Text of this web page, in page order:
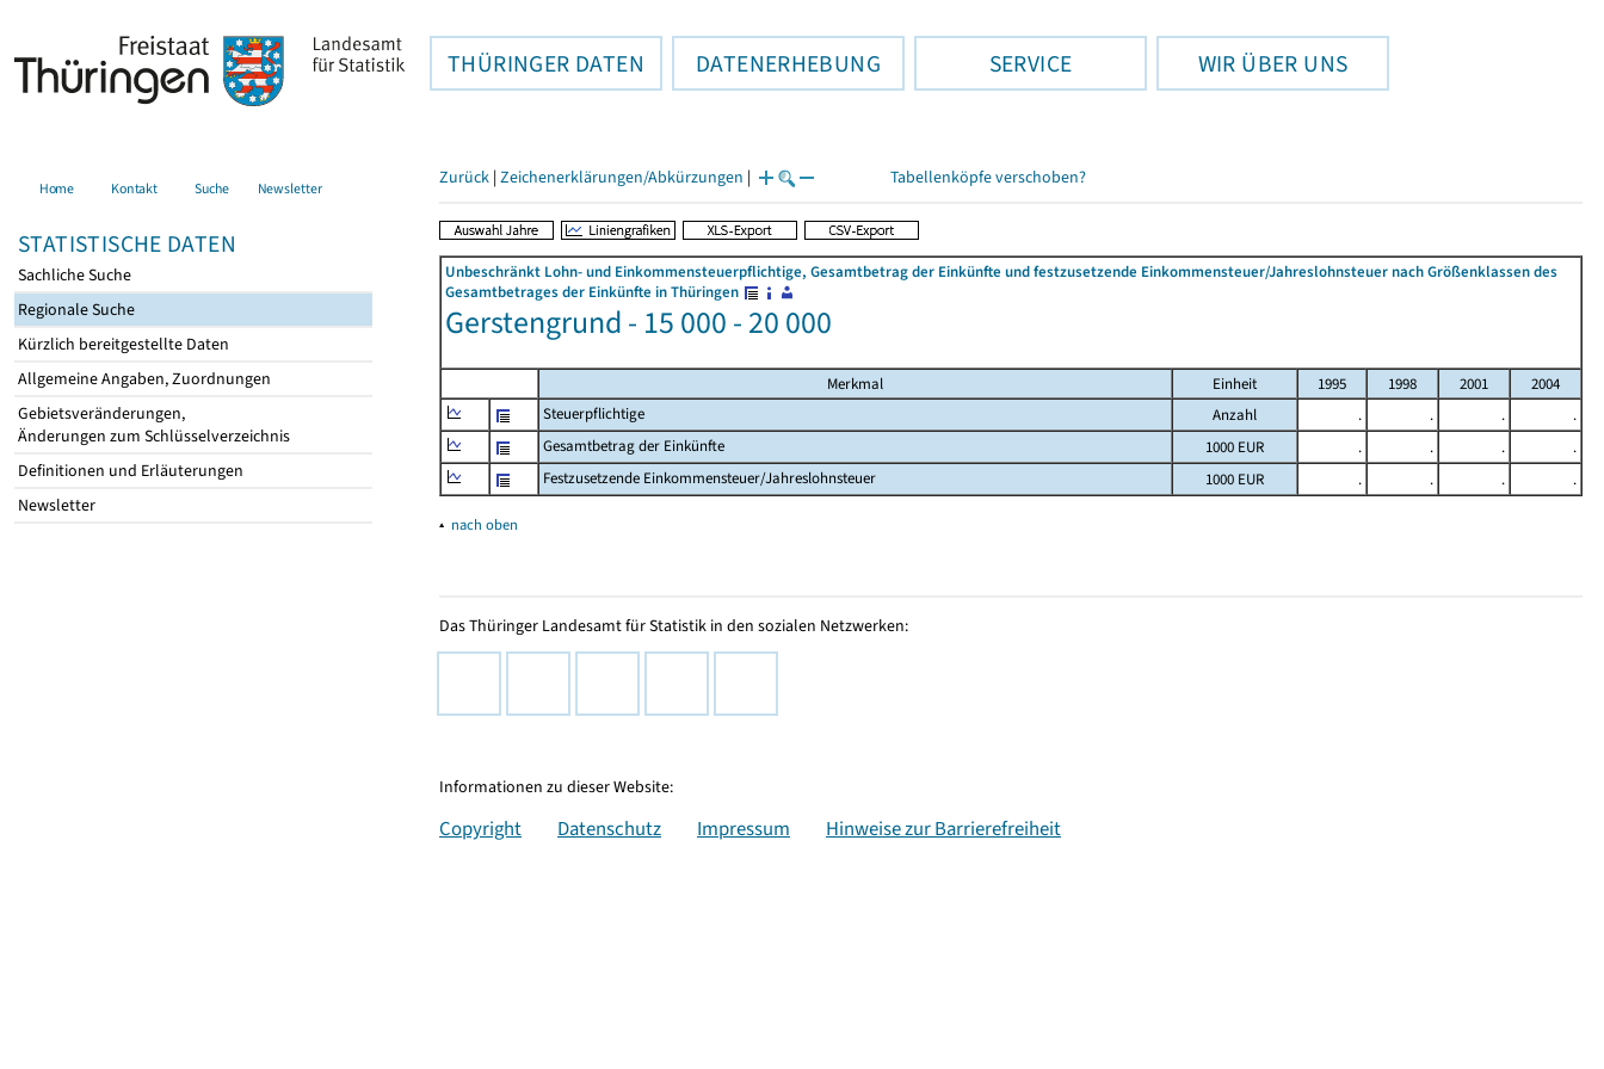
THÜRINGER DATEN DATENERHEBUNG SERVICE WIR ÜBER UNS
Home Kontakt Suche Newsletter
STATISTISCHE DATEN
Sachliche Suche
Regionale Suche
Kürzlich bereitgestellte Daten
Allgemeine Angaben, Zuordnungen
Gebietsveränderungen,
Änderungen zum Schlüsselverzeichnis
Definitionen und Erläuterungen
Newsletter
Zurück | Zeichenerklärungen/Abkürzungen | Tabellenköpfe verschoben?
Unbeschränkt Lohn- und Einkommensteuerpflichtige, Gesamtbetrag der Einkünfte und festzusetzende Einkommensteuer/Jahreslohnsteuer nach Größenklassen des
Gesamtbetrages der Einkünfte in Thüringen
Gerstengrund - 15 000 - 20 000
Merkmal Einheit 1995 1998 2001
2004
Steuerpflichtige
Anzahl . . .
.
Gesamtbetrag der Einkünfte
1000 EUR . . .
.
Festzusetzende Einkommensteuer/Jahreslohnsteuer
1000 EUR . . . .
▴ nach oben
Das Thüringer Landesamt für Statistik in den sozialen Netzwerken:
Informationen zu dieser Website:
Copyright Datenschutz Impressum Hinweise zur Barrierefreiheit